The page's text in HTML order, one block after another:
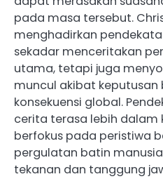
pada masa tersebut.
menghadirkan
sekadar menceritakan
utama, tetapi juga
muncul akibat
konsekuensi global.
cerita terasa lebih dalam
berfokus pada peristiwa
pergulatan batin
tekanan dan tanggung